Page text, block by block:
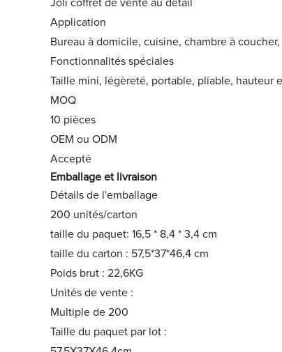
Joli coffret de vente au détail
Application
Bureau à domicile, cuisine, chambre à
Fonctionnalités spéciales
Taille mini, légèreté, portable, pliable, hauteur
MOQ
10 pièces
OEM ou ODM
Accepté
Emballage et livraison
Détails de l'emballage
200 unités/carton
taille du paquet: 16,5 * 8,4 * 3,4 cm
taille du carton : 57,5*37*46,4 cm
Poids brut : 22,6KG
Unités de vente :
Multiple de 200
Taille du paquet par lot :